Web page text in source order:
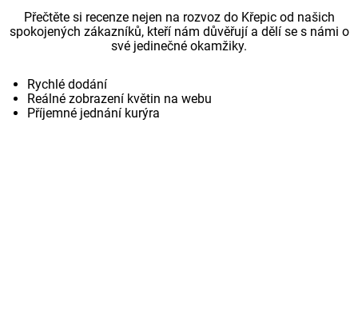
Přečtěte si recenze nejen na rozvoz do Křepic od našich
spokojených zákazníků, kteří nám důvěřují a dělí se s námi o
své jedinečné okamžiky.
Rychlé dodání
Reálné zobrazení květin na webu
Příjemné jednání kurýra